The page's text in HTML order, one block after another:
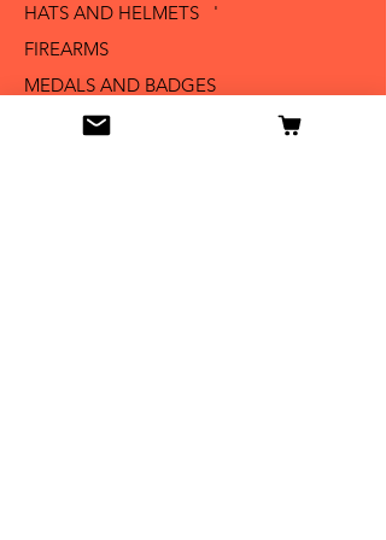
HATS AND HELMETS '
FIREARMS
MEDALS AND BADGES
BAYONETS